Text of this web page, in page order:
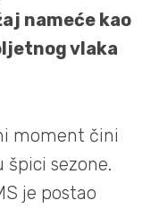
nameće kao
vlaka
moment čini
sezone.
je postao